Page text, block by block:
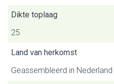
Dikte toplaag
25
Land van herkomst
Geassembleerd in Nederland